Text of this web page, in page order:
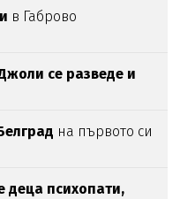
в Габрово
се разведе и
на първото си
деца психопати,